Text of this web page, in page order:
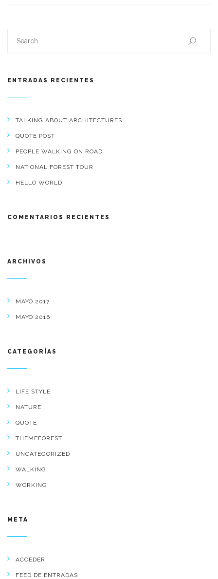
ENTRADAS RECIENTES
TALKING ABOUT ARCHITECTURES
QUOTE POST
PEOPLE WALKING ON ROAD
NATIONAL FOREST TOUR
HELLO WORLD!
COMENTARIOS RECIENTES
ARCHIVOS
MAYO 2017
MAYO 2016
CATEGORÍAS
LIFE STYLE
NATURE
QUOTE
THEMEFOREST
UNCATEGORIZED
WALKING
WORKING
META
ACCEDER
FEED DE ENTRADAS